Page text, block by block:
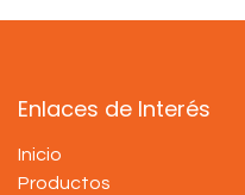
Enlaces de Interés
Inicio
Productos